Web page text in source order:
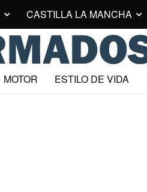
CASTILLA LA MANCHA
MOTOR ESTILO DE VIDA